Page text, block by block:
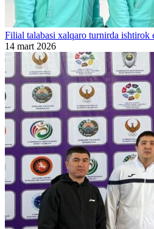
Filial talabasi xalqaro turnirda ishtirok
14 mart 2026